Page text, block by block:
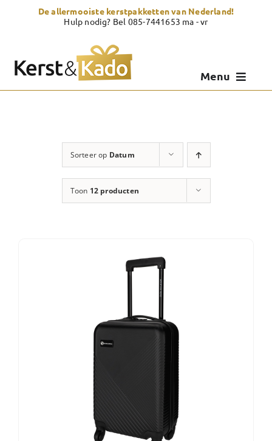
De allermooiste kerstpakketten van Nederland!
Hulp nodig? Bel 085-7441653 ma - vr
Menu
Zelf samenstellen
Sorteer op Datum
Toon 12 producten